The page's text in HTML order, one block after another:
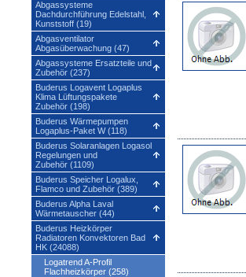
Abgassysteme
Dachdurchführung Edelstahl,
Kunststoff (19)
Abgasventilator
Abgasüberwachung (47)
Abgassysteme Ersatzteile und
Zubehör (237)
Buderus Logavent Logaplus
Klima Lüftungspakete
Zubehör (198)
Buderus Wärmepumpen
Logaplus-Paket W (118)
Buderus Solaranlagen Logasol
Regelungen und
Zubehör (1109)
Buderus Speicher Logalux,
Flamco und Zubehör (389)
Buderus Alpha Laval
Wärmetauscher (44)
Buderus Heizkörper
Radiatoren Konvektoren Bad
HK (24088)
Logatrend A-Profil
Flachheizkörper (258)